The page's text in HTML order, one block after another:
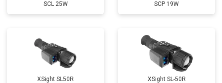
SCL 25W SCP 19W
ХSight SL50R XSight SL-50R